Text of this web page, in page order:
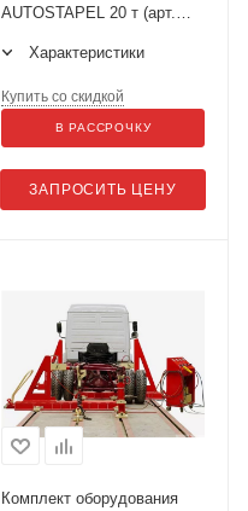
AUTOSTAPEL 20 т (арт.
Характеристики
ЗАПРОСИТЬ ЦЕНУ
Купить со скидкой
В РАССРОЧКУ
Комплект оборудования